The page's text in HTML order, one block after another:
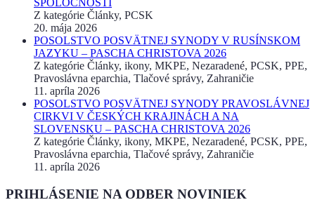
SPOLOČNOSTÍ
Z kategórie Články, PCSK
20. mája 2026
POSOLSTVO POSVÄTNEJ SYNODY V RUSÍNSKOM
JAZYKU – PASCHA CHRISTOVA 2026
Z kategórie Články, ikony, MKPE, Nezaradené, PCSK, PPE,
Pravoslávna eparchia, Tlačové správy, Zahraničie
11. apríla 2026
POSOLSTVO POSVÄTNEJ SYNODY PRAVOSLÁVNEJ
CIRKVI V ČESKÝCH KRAJINÁCH A NA
SLOVENSKU – PASCHA CHRISTOVA 2026
Z kategórie Články, ikony, MKPE, Nezaradené, PCSK, PPE,
Pravoslávna eparchia, Tlačové správy, Zahraničie
11. apríla 2026
PRIHLÁSENIE NA ODBER NOVINIEK